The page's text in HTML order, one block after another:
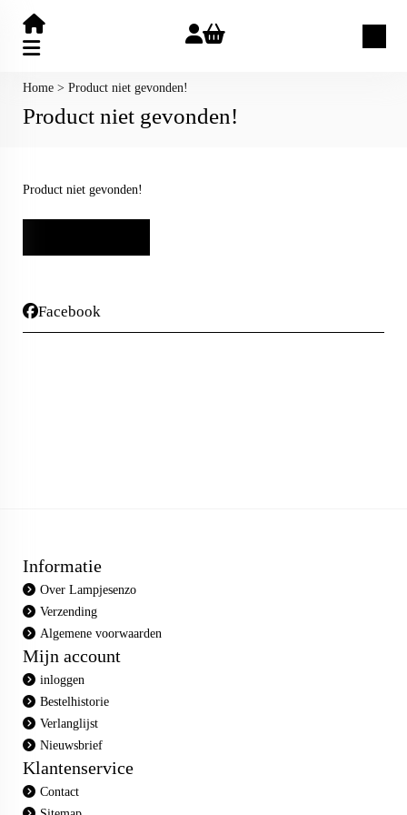
Home > Product niet gevonden!
Product niet gevonden!
Product niet gevonden!
Facebook
Informatie
Over Lampjesenzo
Verzending
Algemene voorwaarden
Mijn account
inloggen
Bestelhistorie
Verlanglijst
Nieuwsbrief
Klantenservice
Contact